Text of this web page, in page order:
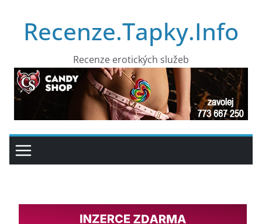
obsahRecenze.Tapky.Info
Recenze erotických služeb